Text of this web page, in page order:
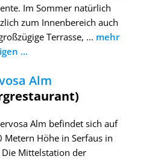
Im Sommer natürlich
zum Innenbereich auch
Terrasse, ... mehr
...
Alm
Alm befindet sich auf
Metern Höhe in Serfaus in
Mittelstation der